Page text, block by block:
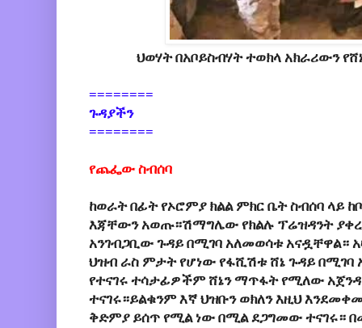
ህወሃት በአቦይስብሃት ተወክላ አክራሪውን
========
ጉዳያችን
========
የጨፌው ስብሰባ
ከወራት በፊት የኦሮምያ ክልል ምክር ቤት ስብሰባ ላይ
እጃቸውን አወጡ።ሽማግሌው የክልሉ ፕሬዝዳንት
አንገብጋቢው ጉዳይ በሚገባ አለመወሳቱ አናዷቸዋል።
ህዝብ ራስ ምታት የሆነው የፋሺሽቱ ሸኔ ጉዳይ በሚገባ
የተናገሩ ተሳታፊዎችም ሸኔን ማጥፋት የሚለው
ተናገሩ።ይልቁንም እኛ ህዝቡን ወክለን እዚህ
ቅድምያ ይሰጥ የሚል ነው በሚል ደጋግመው ተናገሩ።